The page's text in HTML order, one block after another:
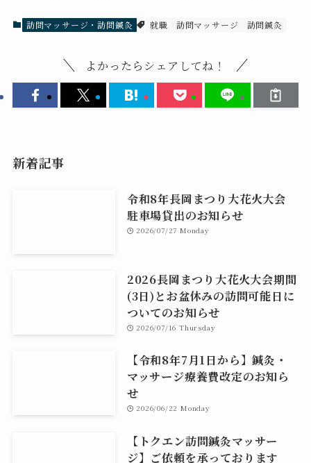
訪問マッサージ・訪問鍼灸 就職 訪問マッサージ 訪問鍼灸
よかったらシェアしてね！
新着記事
令和8年長岡まつり大花火大会
駐車場貸出のお知らせ
2026/07/27 Monday
2026長岡まつり大花火大会期間
(3日)とお盆休みの訪問可能日に
ついてのお知らせ
2026/07/16 Thursday
【令和8年7月1日から】鍼灸・
マッサージ療養費改定のお知ら
せ
2026/06/22 Monday
【トクエン訪問鍼灸マッサー
ジ】ご依頼を承っております